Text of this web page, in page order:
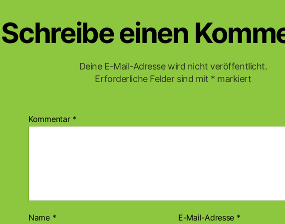
Schreibe einen
Deine E-Mail-Adresse wird nicht veröffentlicht.
Erforderliche Felder sind mit * markiert
Kommentar *
Name * E-Mail-Adresse *